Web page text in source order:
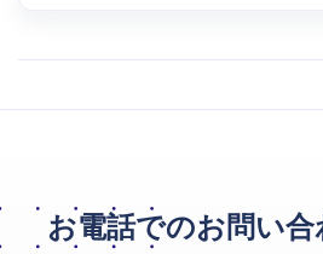
お電話でのお問い